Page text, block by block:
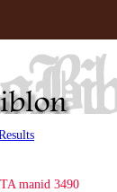
manid 3490